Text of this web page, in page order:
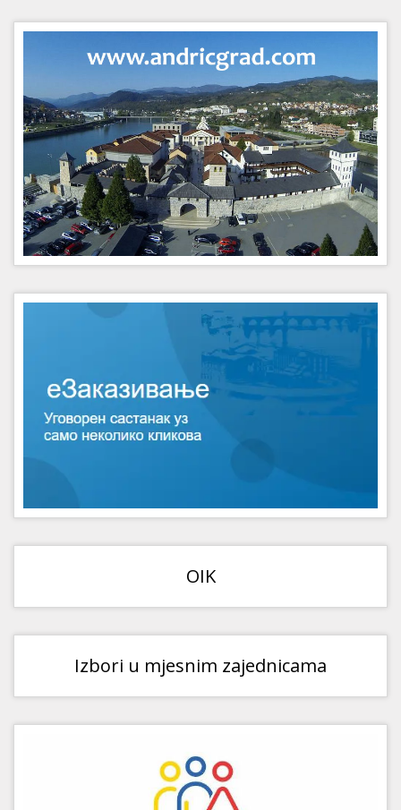
OIK
Izbori u mjesnim zajednicama